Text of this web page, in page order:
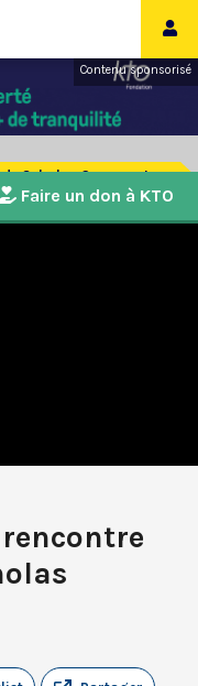
Contenu sponsorisé
Scholas Occurrentes
Faire un don à KTO